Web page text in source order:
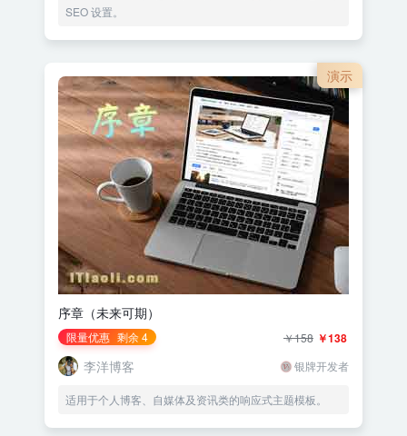
SEO 设置。
演示
序章（未来可期）
限量优惠 剩余 4 ￥138
￥158
李洋博客 银牌开发者
适用于个人博客、自媒体及资讯类的响应式主题模板。